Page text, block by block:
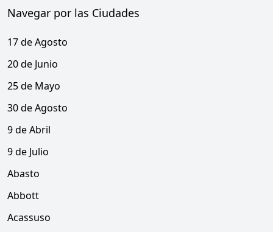
Navegar por las Ciudades
17 de Agosto
20 de Junio
25 de Mayo
30 de Agosto
9 de Abril
9 de Julio
Abasto
Abbott
Acassuso